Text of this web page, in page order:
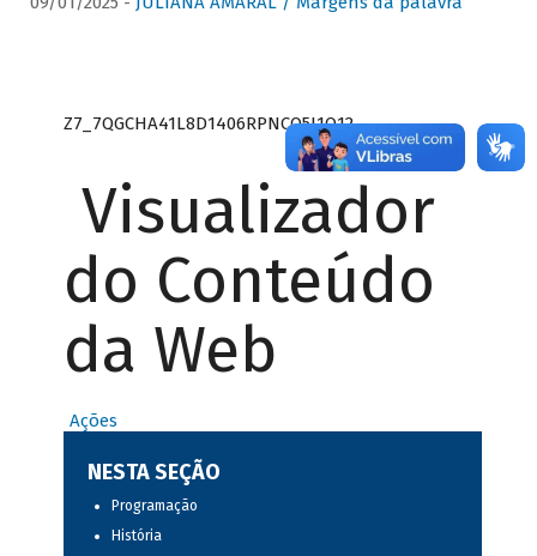
Z7_7QGCHA41L8D1406RPNCQ5J1O12
Visualizador
do Conteúdo
da Web
Ações
NESTA SEÇÃO
Programação
História